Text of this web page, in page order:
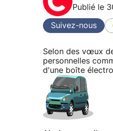
Publié le
Suivez-nous
Selon des vœux
personnelles
d'une boîte